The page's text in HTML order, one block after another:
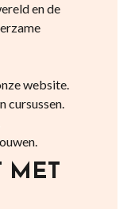
en de
website.
cursussen.
MET